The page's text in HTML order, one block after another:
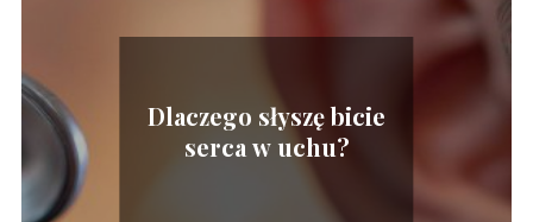
Dlaczego słyszę bicie
serca w uchu?